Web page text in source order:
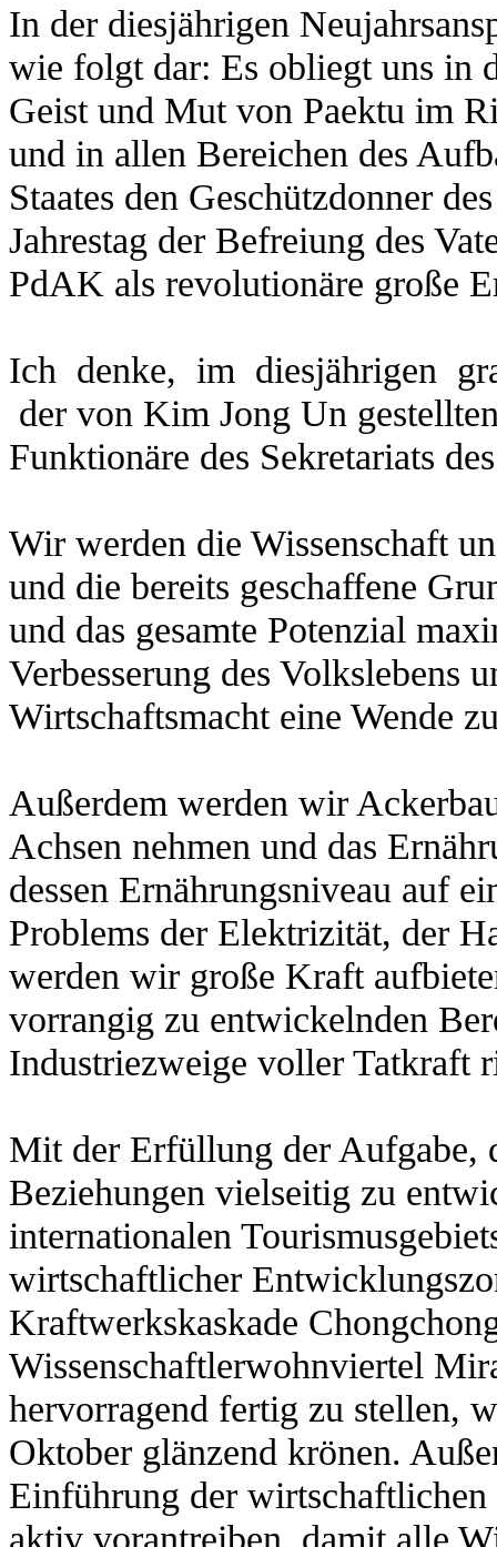
In der diesjährigen
wie folgt dar: Es obliegt uns in
Geist und Mut von Paektu im
und in allen Bereichen des
Staates den Geschützdonner
Jahrestag der Befreiung des
PdAK als revolutionäre große
Ich denke, im diesjährigen
der von Kim Jong Un
Funktionäre des Sekretariats
Wir werden die Wissenschaft
und die bereits geschaffene
und das gesamte Potenzial
Verbesserung des Volkslebens
Wirtschaftsmacht eine Wende
Außerdem werden wir
Achsen nehmen und das
dessen Ernährungsniveau auf
Problems der Elektrizität, der
werden wir große Kraft
vorrangig zu entwickelnden
Industriezweige voller Tatkraft
Mit der Erfüllung der Aufgabe,
Beziehungen vielseitig zu
internationalen
wirtschaftlicher
Kraftwerkskaskade
Wissenschaftlerwohnviertel
hervorragend fertig zu stellen,
Oktober glänzend krönen.
Einführung der wirtschaftlichen
aktiv vorantreiben, damit alle